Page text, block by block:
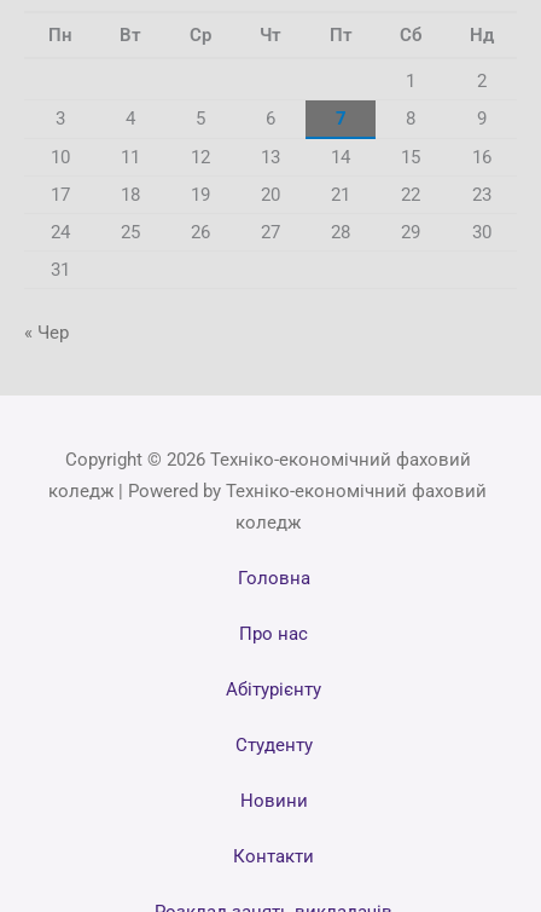
Пн Вт Ср Чт Пт Сб Нд
1
2
3
4 5 6 7 8
9
10
11 12 13 14 15
16
17
18 19 20 21 22
23
24
25 26 27 28 29
30
31
« Чер
Copyright © 2026 Техніко-економічний фаховий
коледж | Powered by Техніко-економічний фаховий
коледж
Головна
Про нас
Абітурієнту
Студенту
Новини
Контакти